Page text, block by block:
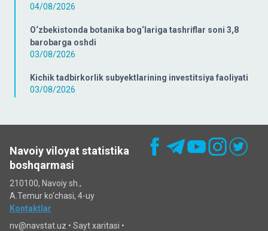
04/08/2026
O‘zbekistonda botanika bog‘lariga tashriflar soni 3,8
barobarga oshdi
03/08/2026
Kichik tadbirkorlik subyektlarining investitsiya faoliyati
03/08/2026
Navoiy viloyat statistika
boshqarmasi
210100, Navoiy sh.,
A.Temur ko‘chаsi, 4-uy
Kontaktlar
nv@navstat.uz • Sayt xaritasi •